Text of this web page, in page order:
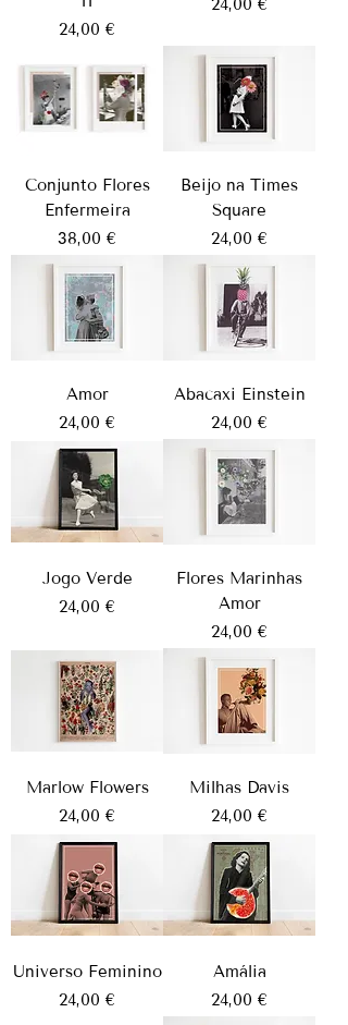
Preço
24,00 €
24,00 €
Conjunto Flores
Enfermeira
Preço
38,00 €
Beijo na Times
Square
Preço
24,00 €
Amor
Preço
24,00 €
Abacaxi Einstein
Preço
24,00 €
Jogo Verde
Preço
24,00 €
Flores Marinhas
Amor
Preço
24,00 €
Marlow Flowers
Preço
24,00 €
Milhas Davis
Preço
24,00 €
Universo Feminino
Preço
24,00 €
Amália
Preço
24,00 €